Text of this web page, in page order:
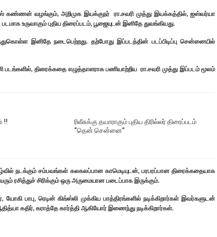
கண்ணன் வழங்கும், அறிமுக இயக்குநர் ரா.சவரி முத்து இயக்கத்தில், ஐஸ்வர்யா
உருவாகும் புதிய திரைப்படம், பூஜையுடன் இனிதே துவங்கியது.
இனிதே நடைபெற்றது. தற்போது இப்படத்தின் படப்பிடிப்பு சென்னையில்
திரைக்கதை எழுத்தாளராக பணியாற்றிய ரா.சவரி முத்து இப்படம் மூலம்
!!
ரிலீசுக்கு தயாராகும் புதிய திரில்லர் திரைப்படம்
“தென் சென்னை”
நடக்கும் சம்பவங்கள் கலகலப்பான காமெடியுடன், பரபரப்பான திரைக்கதையாக
சிரிக்கும் ஒரு அருமையான படைப்பாக இருக்கும்.
பாபு, ரெடின் கிங்ஸ்லி முக்கிய பாத்திரங்களில் நடிக்கிறார்கள் இவர்களுடன்
கதிர், கராத்தே கார்த்தி ஆகியோர் இணைந்து நடிக்கிறார்கள்.